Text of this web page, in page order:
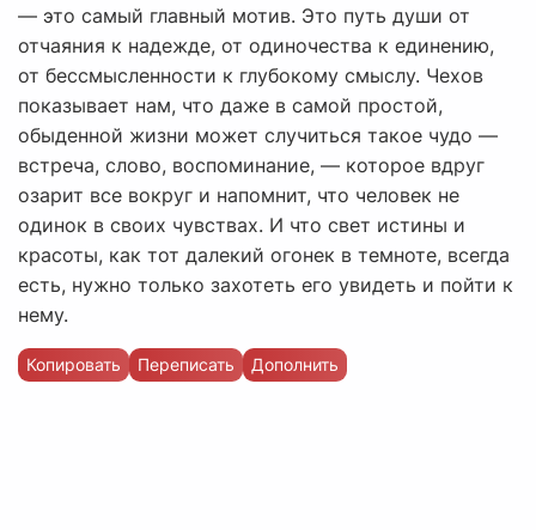
— это самый главный мотив. Это путь души от
отчаяния к надежде, от одиночества к единению,
от бессмысленности к глубокому смыслу. Чехов
показывает нам, что даже в самой простой,
обыденной жизни может случиться такое чудо —
встреча, слово, воспоминание, — которое вдруг
озарит все вокруг и напомнит, что человек не
одинок в своих чувствах. И что свет истины и
красоты, как тот далекий огонек в темноте, всегда
есть, нужно только захотеть его увидеть и пойти к
нему.
Копировать Переписать Дополнить